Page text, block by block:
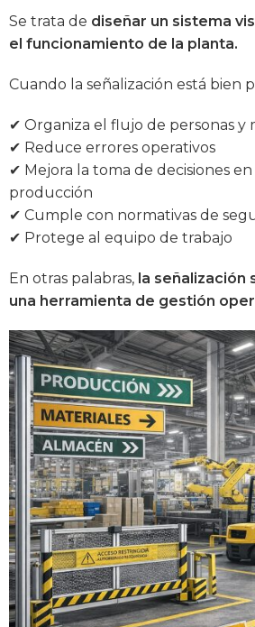
Se trata de diseñar un sistema
el funcionamiento de la planta.
Cuando la señalización está bien
✔ Organiza el flujo de personas y
✔ Reduce errores operativos
✔ Mejora la toma de decisiones
producción
✔ Cumple con normativas de
✔ Protege al equipo de trabajo
En otras palabras, la señalización
una herramienta de gestión